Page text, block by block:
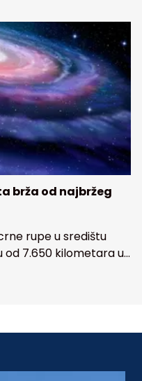
kišnu šumu na
brža od najbržeg
u središtu
od 7.650 kilometara u